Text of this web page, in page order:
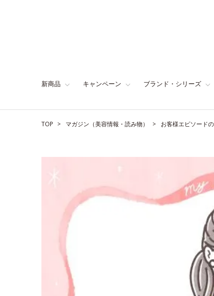
新商品 キャンペーン ブランド・シリーズ
TOP マガジン（美容情報・読み物） お客様エピソード